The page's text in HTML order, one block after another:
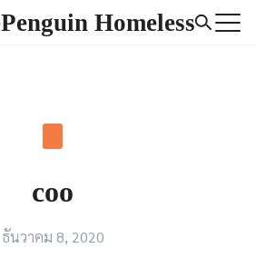
Penguin Homeless
coo
ธันวาคม 8, 2020